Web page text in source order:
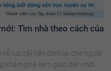
Tìm nhà theo cách của
lực cải tiến đem lại cho người
khám phá xem giao diện mới